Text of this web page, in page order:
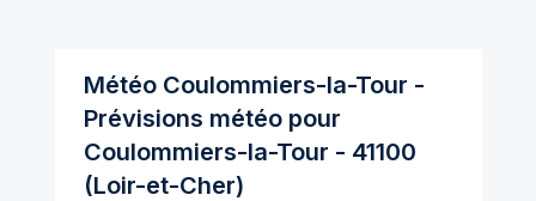
Météo Coulommiers-la-Tour -
Prévisions météo pour
Coulommiers-la-Tour - 41100
(Loir-et-Cher)